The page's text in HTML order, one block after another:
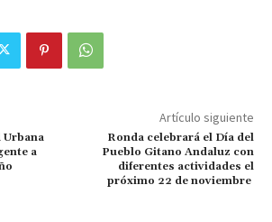
Urbana
a
Artículo siguiente
Ronda celebrará el Día del
Pueblo Gitano Andaluz con
diferentes actividades el
próximo 22 de noviembre